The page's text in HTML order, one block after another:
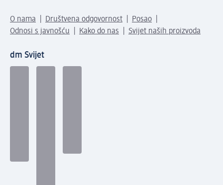
O nama Društvena odgovornost
Posao
Odnosi s javnošću
Kako do nas Svijet naših proizvoda
dm Svijet